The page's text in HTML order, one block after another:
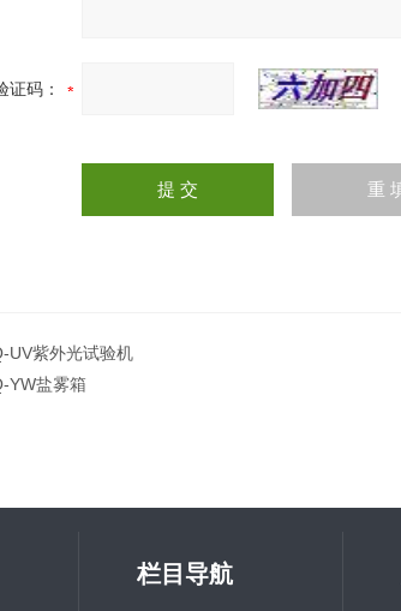
证码：
UV紫外光试验机
YW盐雾箱
栏目导航